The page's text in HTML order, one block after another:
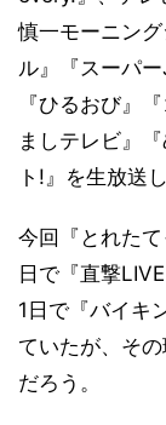
慎一モーニン
ル』『スーパ
『ひるおび』
ましテレビ』
ト!』を生放送
今回『とれた
日で『直撃
1日で『バイキ
ていたが、そ
だろう。